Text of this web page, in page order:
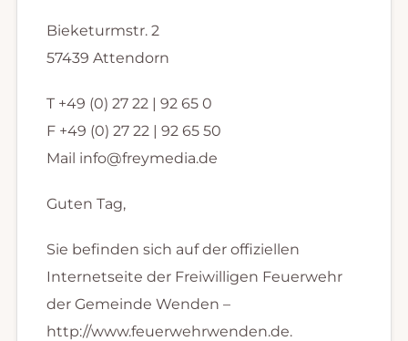
Bieketurmstr. 2
57439 Attendorn
T +49 (0) 27 22 | 92 65 0
F +49 (0) 27 22 | 92 65 50
Mail info@freymedia.de
Guten Tag,
Sie befinden sich auf der offiziellen
Internetseite der Freiwilligen Feuerwehr
der Gemeinde Wenden –
http://www.feuerwehrwenden.de.